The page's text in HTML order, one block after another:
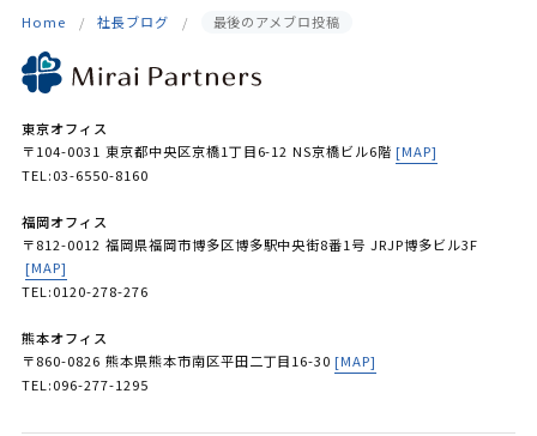
Home 社長ブログ 最後のアメブロ投稿
東京オフィス
〒104-0031 東京都中央区京橋1丁目6-12 NS京橋ビル6階 [MAP]
TEL:03-6550-8160
福岡オフィス
〒812-0012 福岡県福岡市博多区博多駅中央街8番1号 JRJP博多ビル3F
[MAP]
TEL:0120-278-276
熊本オフィス
〒860-0826 熊本県熊本市南区平田二丁目16-30 [MAP]
TEL:096-277-1295